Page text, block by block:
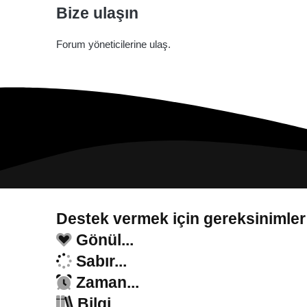
Bize ulaşın
Forum yöneticilerine ulaş.
Destek vermek için
Gönül...
Sabır...
Zaman...